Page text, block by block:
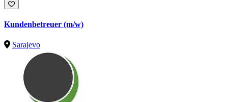
Kundenbetreuer (m/w)
Sarajevo